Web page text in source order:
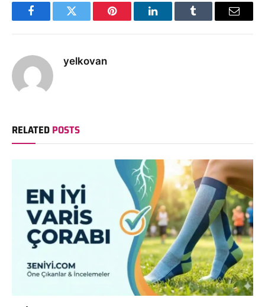
FacebookTwitter Pinterest LinkedInTumblr Email
yelkovan
RELATEDPOSTS